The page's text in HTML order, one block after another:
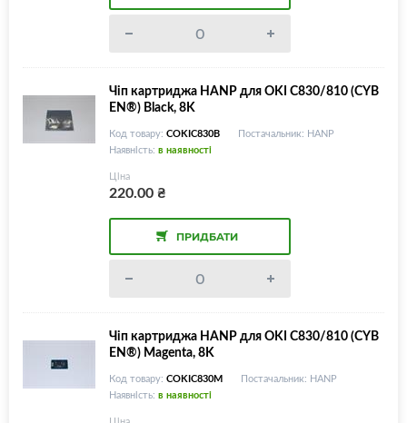
Чіп картриджа HANP для OKI C830/810 (CYB
EN®) Black, 8K
Код товару: COKIC830B
Постачальник: HANP
Наявність: в наявності
Ціна
220.00₴
ПРИДБАТИ
Чіп картриджа HANP для OKI C830/810 (CYB
EN®) Magenta, 8K
Код товару: COKIC830M
Постачальник: HANP
Наявність: в наявності